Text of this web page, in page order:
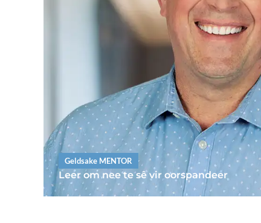
Geldsake MENTOR
Leer om nee te sê vir oorspandeer